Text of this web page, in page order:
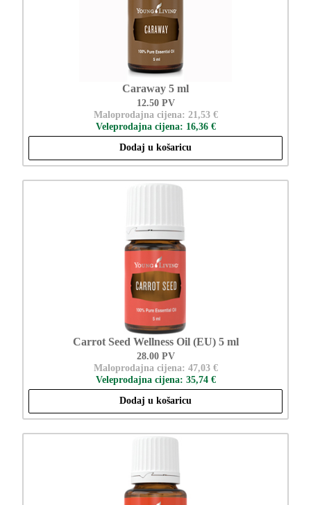
Caraway 5 ml
12.50 PV
Maloprodajna cijena: 21,53 €
Veleprodajna cijena: 16,36 €
Dodaj u košaricu
Carrot Seed Wellness Oil (EU) 5 ml
28.00 PV
Maloprodajna cijena: 47,03 €
Veleprodajna cijena: 35,74 €
Dodaj u košaricu